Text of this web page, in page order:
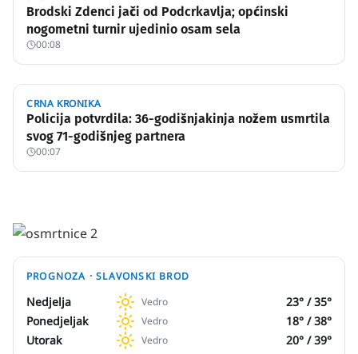
Brodski Zdenci jači od Podcrkavlja; općinski
nogometni turnir ujedinio osam sela
00:08
CRNA KRONIKA
Policija potvrdila: 36-godišnjakinja nožem usmrtila
svog 71-godišnjeg partnera
00:07
PROGNOZA ·SLAVONSKI BROD
Nedjelja Vedro 23° /35°
Ponedjeljak
Vedro 18° /38°
Utorak
Vedro 20° /39°